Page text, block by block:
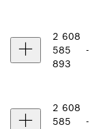
2 608
585
893
-
2 608
585
-